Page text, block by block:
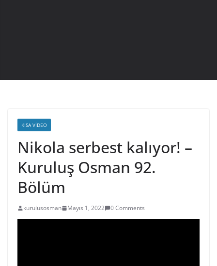
KISA VIDEO
Nikola serbest kalıyor! –
Kuruluş Osman 92.
Bölüm
kurulusosman Mayıs 1, 2022 0 Comments